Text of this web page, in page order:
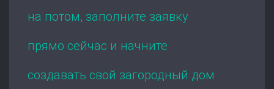
на потом, заполните заявку
прямо сейчас и начните
создавать свой загородный дом